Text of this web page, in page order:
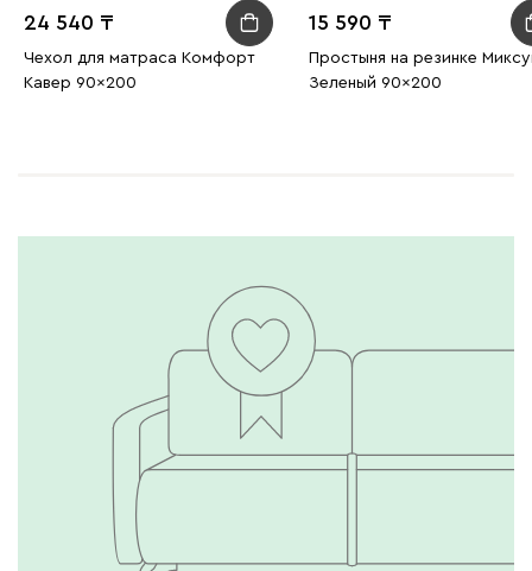
24 540
Чехол для матраса Комфорт
Кавер 90x200
15 590
Простыня на резинке
Зеленый 90x200